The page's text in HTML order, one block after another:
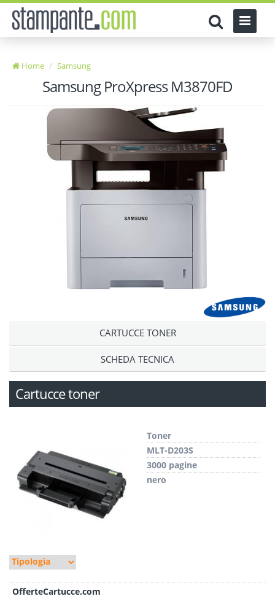
Home Samsung
Samsung ProXpress M3870FD
CARTUCCE TONER
SCHEDA TECNICA
Cartucce toner
Toner
MLT-D203S
3000 pagine
nero
OfferteCartucce.com